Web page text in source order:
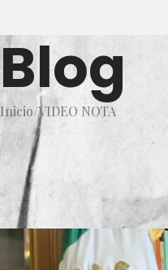
Blog
Inicio VIDEO NOTA
López